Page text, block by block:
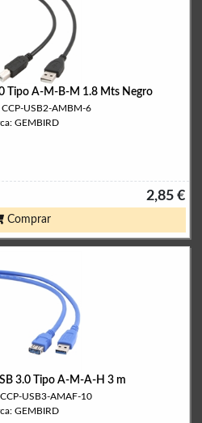
Tipo A-M-B-M 1.8 Mts Negro
CCP-USB2-AMBM-6
GEMBIRD
2,85 €
Comprar
3.0 Tipo A-M-A-H 3 m
USB3-AMAF-10
GEMBIRD